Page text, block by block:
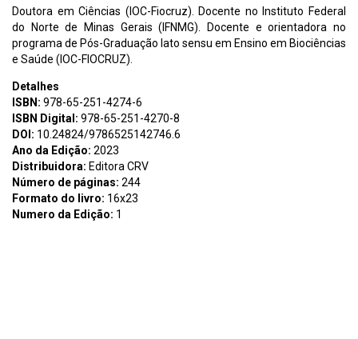
Doutora em Ciências (IOC-Fiocruz). Docente no Instituto Federal
do Norte de Minas Gerais (IFNMG). Docente e orientadora no
programa de Pós-Graduação lato sensu em Ensino em Biociências
e Saúde (IOC-FIOCRUZ).
Detalhes
ISBN: 978-65-251-4274-6
ISBN Digital: 978-65-251-4270-8
DOI: 10.24824/9786525142746.6
Ano da Edição: 2023
Distribuidora: Editora CRV
Número de páginas: 244
Formato do livro: 16x23
Numero da Edição: 1